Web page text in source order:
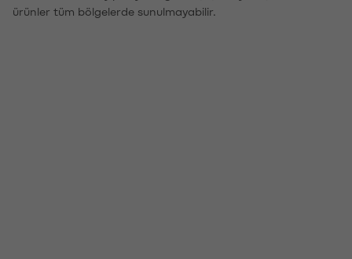
ürünler tüm bölgelerde sunulmayabilir.